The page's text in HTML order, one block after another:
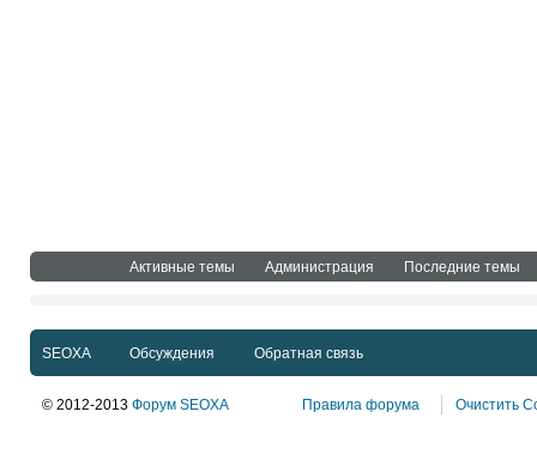
Активные темы Администрация Последние темы
SEOXA Обсуждения Обратная связь
© 2012-2013 Форум SEOXA Правила форума Очистить